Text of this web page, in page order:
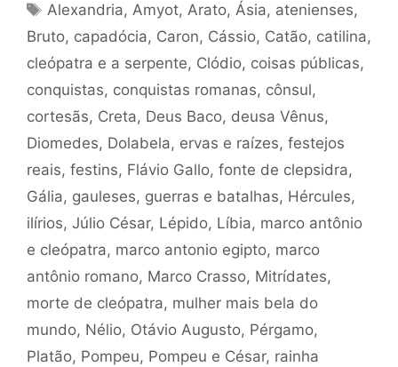
Tags
Alexandria, Amyot, Arato, Ásia, atenienses,
Bruto, capadócia, Caron, Cássio, Catão, catilina,
cleópatra e a serpente, Clódio, coisas públicas,
conquistas, conquistas romanas, cônsul,
cortesãs, Creta, Deus Baco, deusa Vênus,
Diomedes, Dolabela, ervas e raízes, festejos
reais, festins, Flávio Gallo, fonte de clepsidra,
Gália, gauleses, guerras e batalhas, Hércules,
ilírios, Júlio César, Lépido, Líbia, marco antônio
e cleópatra, marco antonio egipto, marco
antônio romano, Marco Crasso, Mitrídates,
morte de cleópatra, mulher mais bela do
mundo, Nélio, Otávio Augusto, Pérgamo,
Platão, Pompeu, Pompeu e César, rainha